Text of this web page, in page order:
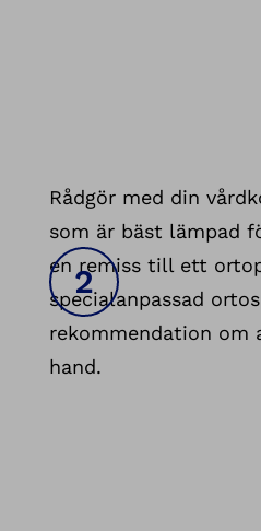
Rådgör med din
som är bäst lämpad
en remiss till ett
specialanpassad
rekommendation om
hand.